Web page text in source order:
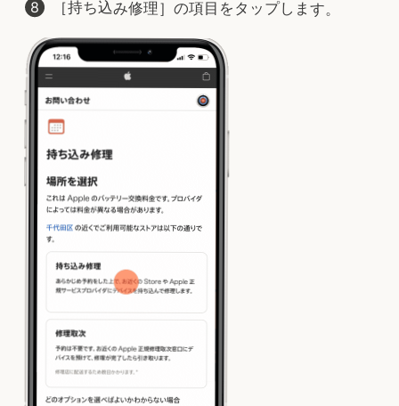
［持ち込み修理］の項目をタップします。